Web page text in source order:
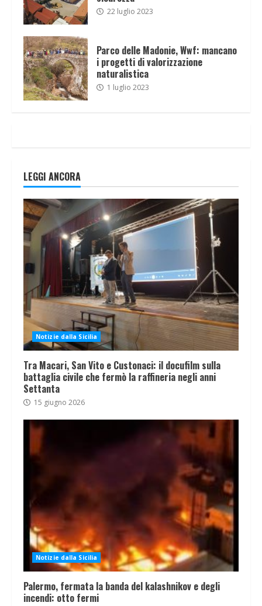
22 luglio 2023
Parco delle Madonie, Wwf: mancano
i progetti di valorizzazione
naturalistica
1 luglio 2023
LEGGI ANCORA
Notizie dalla Sicilia
Tra Macari, San Vito e Custonaci: il docufilm sulla
battaglia civile che fermò la raffineria negli anni
Settanta
15 giugno 2026
Notizie dalla Sicilia
Palermo, fermata la banda del kalashnikov e degli
incendi: otto fermi